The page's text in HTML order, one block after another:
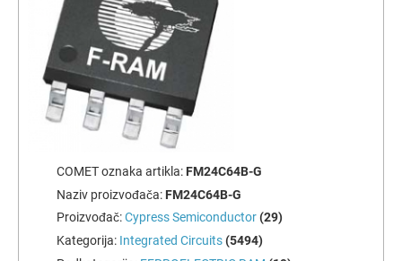
COMET oznaka artikla: FM24C64B-G
Naziv proizvođača: FM24C64B-G
Proizvođač:Cypress Semiconductor(29)
Kategorija: Integrated Circuits(5494)